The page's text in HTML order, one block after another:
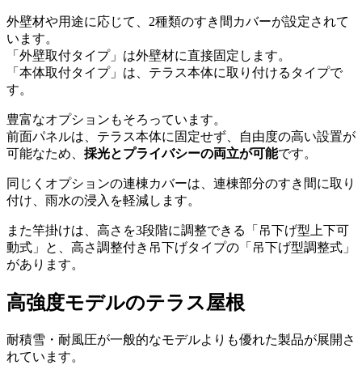
外壁材や用途に応じて、2種類のすき間カバーが設定されて
います。
「外壁取付タイプ」は外壁材に直接固定します。
「本体取付タイプ」は、テラス本体に取り付けるタイプで
す。
豊富なオプションもそろっています。
前面パネルは、テラス本体に固定せず、自由度の高い設置が
可能なため、 採光とプライバシーの両立が可能です。
同じくオプションの連棟カバーは、連棟部分のすき間に取り
付け、雨水の浸入を軽減します。
また竿掛けは、高さを3段階に調整できる「吊下げ型上下可
動式」と、高さ調整付き吊下げタイプの「吊下げ型調整式」
があります。
高強度モデルのテラス屋根
耐積雪・耐風圧が一般的なモデルよりも優れた製品が展開さ
れています。